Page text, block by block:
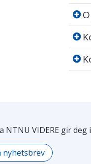
NTNU VIDERE gir
nyhetsbrev